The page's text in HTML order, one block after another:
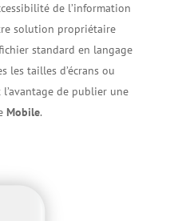
de l’information
solution propriétaire
standard en langage
les tailles d’écrans ou
de publier une
Mobile.